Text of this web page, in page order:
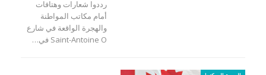
رددوا شعارات وهتافات
أمام مكاتب المواطنة
والهجرة الواقعة في شارع
Saint-Antoine O في…